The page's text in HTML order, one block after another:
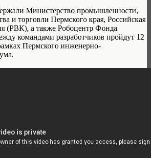
Министерство промышленности,
и торговли Пермского края, Российская
(РВК), а также Робоцентр Фонда
командами разработчиков пройдут 12
Пермского инженерно-